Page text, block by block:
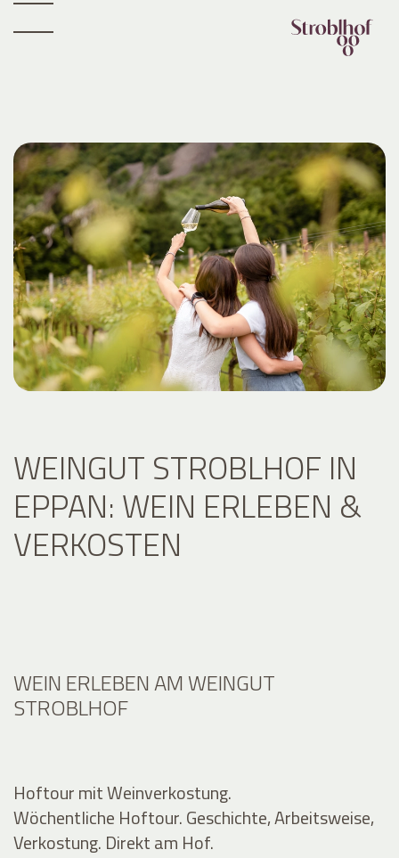
WEINGUT STROBLHOF IN
EPPAN: WEIN ERLEBEN &
VERKOSTEN
WEIN ERLEBEN AM WEINGUT
STROBLHOF
Hoftour mit Weinverkostung.
Wöchentliche Hoftour. Geschichte, Arbeitsweise,
Verkostung. Direkt am Hof.